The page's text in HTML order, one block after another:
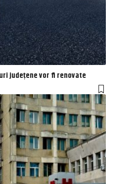
județene vor fi renovate